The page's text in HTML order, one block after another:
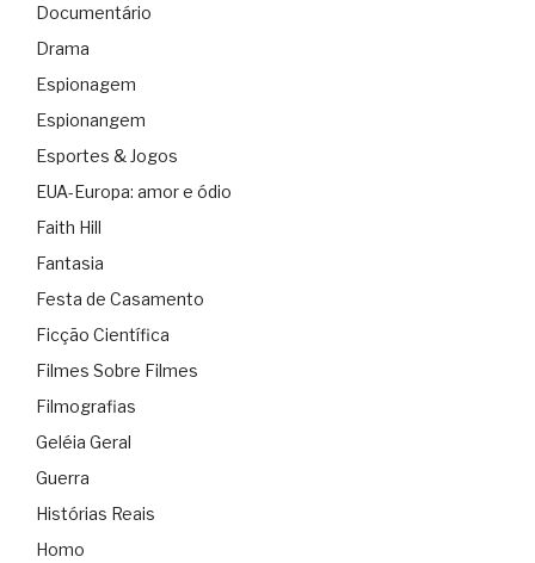
Documentário
Drama
Espionagem
Espionangem
Esportes & Jogos
EUA-Europa: amor e ódio
Faith Hill
Fantasia
Festa de Casamento
Ficção Científica
Filmes Sobre Filmes
Filmografias
Geléia Geral
Guerra
Histórias Reais
Homo